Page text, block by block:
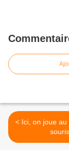
< Ici, on joue au chat et à la
souris